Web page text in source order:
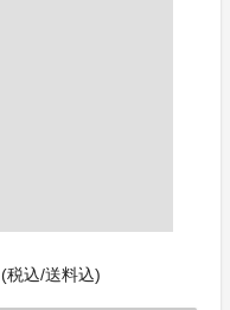
(税込/送料込)